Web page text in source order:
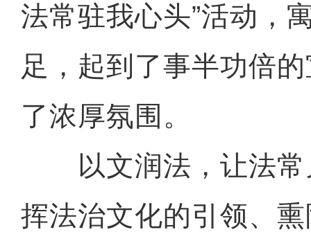
法常驻我心头”活动，
足，起到了事半功倍
了浓厚氛围。
以文润法，让法常
挥法治文化的引领、